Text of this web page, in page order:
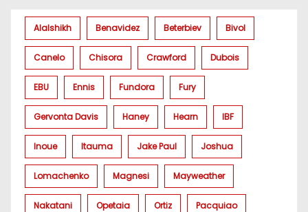
Alalshikh Benavidez Beterbiev Bivol
Canelo Chisora Crawford Dubois
EBU Ennis Fundora Fury
Gervonta Davis Haney Hearn IBF
Inoue Itauma Jake Paul Joshua
Lomachenko Magnesi Mayweather
Nakatani Opetaia Ortiz Pacquiao